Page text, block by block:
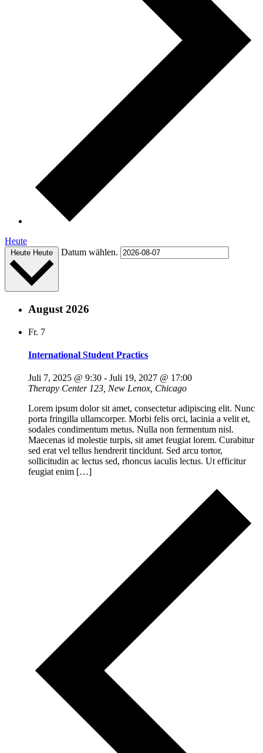
Heute
Heute Heute Datum wählen.
August 2026
Fr. 7
International Student Practics
Juli 7, 2025 @ 9:30 - Juli 19, 2027 @ 17:00
Therapy Center 123, New Lenox, Chicago
Lorem ipsum dolor sit amet, consectetur adipiscing elit. Nunc
porta fringilla ullamcorper. Morbi felis orci, lacinia a velit et,
sodales condimentum metus. Nulla non fermentum nisl.
Maecenas id molestie turpis, sit amet feugiat lorem. Curabitur
sed erat vel tellus hendrerit tincidunt. Sed arcu tortor,
sollicitudin ac lectus sed, rhoncus iaculis lectus. Ut efficitur
feugiat enim […]